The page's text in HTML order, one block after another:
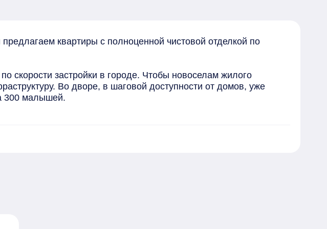
квартиры с полноценной чистовой отделкой по
застройки в городе. Чтобы новоселам жилого
Во дворе, в шаговой доступности от домов, уже
300 малышей.
а для автомобилистов — достаточное количество